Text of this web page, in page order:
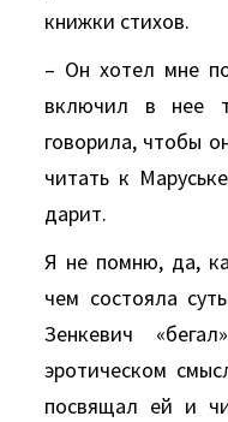
книжки стихов.
– Он хотел мне
включил в нее
говорила, чтобы
читать к
дарит.
Я не помню, да,
чем состояла
Зенкевич
эротическом
посвящал ей и